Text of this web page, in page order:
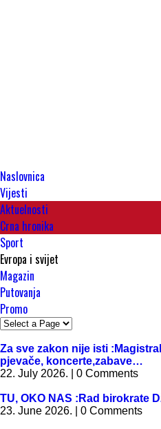
Naslovnica
Vijesti
Aktuelnosti
Crna hronika
Sport
Evropa i svijet
Magazin
Putovanja
Promo
Za sve zakon nije isti
pjevače, koncerte,zabave…
22. July 2026. | 0 Comments
TU, OKO NAS :Rad birokrate
23. June 2026. | 0 Comments